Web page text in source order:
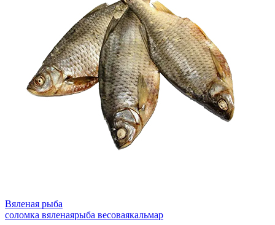
Вяленая рыба
соломка вяленаярыба весоваякальмар